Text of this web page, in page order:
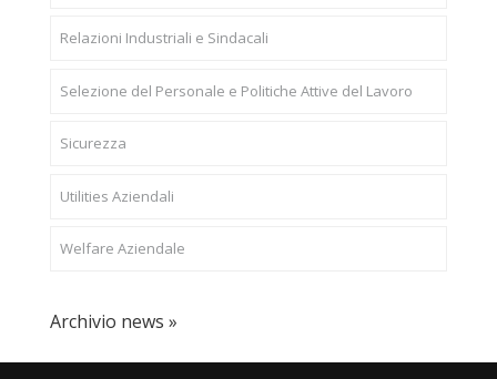
Relazioni Industriali e Sindacali
Selezione del Personale e Politiche Attive del Lavoro
Sicurezza
Utilities Aziendali
Welfare Aziendale
Archivio news »